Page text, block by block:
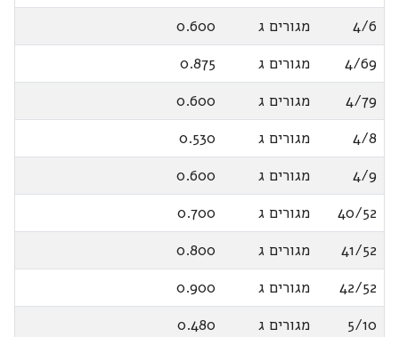
4/6
מגורים ג
0.600
4/69
מגורים ג
0.875
4/79
מגורים ג
0.600
4/8
מגורים ג
0.530
4/9
מגורים ג
0.600
40/52
מגורים ג
0.700
41/52
מגורים ג
0.800
42/52
מגורים ג
0.900
5/10
מגורים ג
0.480